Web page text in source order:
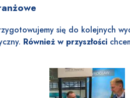
się do kolejnych
Również w przyszłości